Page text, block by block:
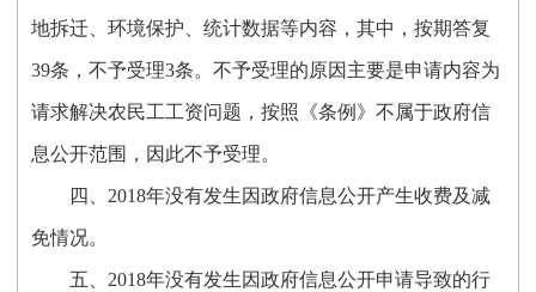
地拆迁、环境保护、统计数据等内容 ，其中，按期答复
39条，不予受理3条。不予受理的原因主要是申请内容为
请求解决农民工工资问题，按照《条例》不属于政府信
息公开范围，因此不予受理。
四、 2018年没有发生因政府信息公开产生收费及减
免情况。
五、 2018年没有发生因政府信息公开申请导致的行